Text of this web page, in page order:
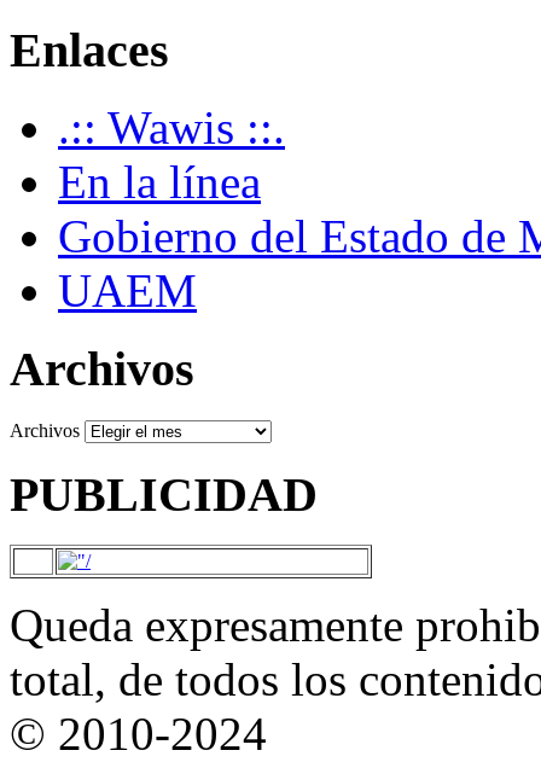
Enlaces
.:: Wawis ::.
En la línea
Gobierno del Estado de
UAEM
Archivos
Archivos
PUBLICIDAD
Queda expresamente
total, de todos los
© 2010-2024